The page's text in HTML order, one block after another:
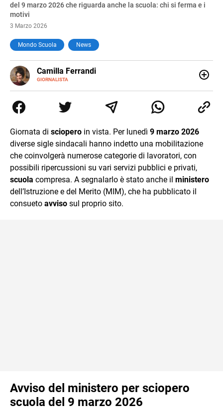
del 9 marzo 2026 che riguarda anche la scuola: chi si ferma e i
motivi
3 Marzo 2026
Mondo Scuola News
Camilla Ferrandi
GIORNALISTA
E-
MAIL
LINKEDIN
di trasformare la passione per la scrittura in un lavoro, e
da lì non mi sono più fermata. L’attualità è il mio pane
mente.
Giornata di sciopero in vista. Per lunedì 9 marzo 2026
diverse sigle sindacali hanno indetto una mobilitazione
che coinvolgerà numerose categorie di lavoratori, con
possibili ripercussioni su vari servizi pubblici e privati,
scuola compresa. A segnalarlo è stato anche il ministero
dell’Istruzione e del Merito (MIM), che ha pubblicato il
consueto avviso sul proprio sito.
Avviso del ministero per sciopero
scuola del 9 marzo 2026